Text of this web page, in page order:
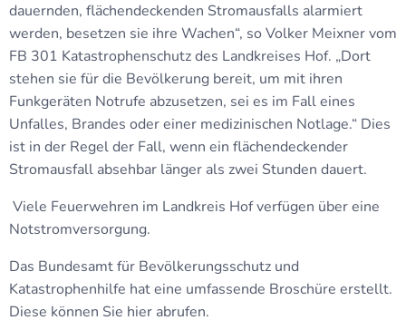
dauernden, flächendeckenden Stromausfalls alarmiert
werden, besetzen sie ihre Wachen“, so Volker Meixner vom
FB 301 Katastrophenschutz des Landkreises Hof. „Dort
stehen sie für die Bevölkerung bereit, um mit ihren
Funkgeräten Notrufe abzusetzen, sei es im Fall eines
Unfalles, Brandes oder einer medizinischen Notlage.“ Dies
ist in der Regel der Fall, wenn ein flächendeckender
Stromausfall absehbar länger als zwei Stunden dauert.
Viele Feuerwehren im Landkreis Hof verfügen über eine
Notstromversorgung.
Das Bundesamt für Bevölkerungsschutz und
Katastrophenhilfe hat eine umfassende Broschüre erstellt.
Diese können Sie hier abrufen.